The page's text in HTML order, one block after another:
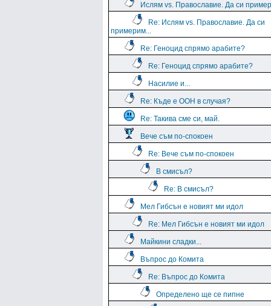
Ислям vs. Православие. Да си
Re: Ислям vs. Православие. Да си
примерим...
Re: Геноцид спрямо арабите?
Re: Геноцид спрямо арабите?
Насилие и...
Re: Къде е ООН в случая?
Re: Такива сме си, май.
Вече съм по-спокоен
Re: Вече съм по-спокоен
В смисъл?
Re: В смисъл?
Мел Гибсън е новият ми идол
Re: Мел Гибсън е новият ми идол
Майкини сладки...
Въпрос до Комита
Re: Въпрос до Комита
Определено ще се пипне